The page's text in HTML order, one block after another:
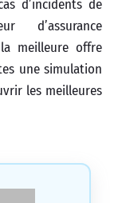
d’incidents de
d’assurance
meilleure offre
une simulation
les meilleures